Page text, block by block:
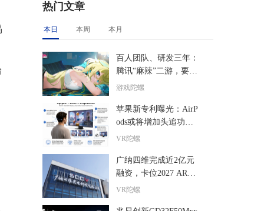
热门文章
本日 本周 本月
百人团队、研发三年：
腾讯“麻辣”二游，要勇
闯男性恋爱市场
游戏陀螺
苹果新专利曝光：AirP
ods或将增加头追功
能，让更多屏幕具备空
VR陀螺
广纳四维完成近2亿元
融资，卡位2027 AR全
彩光波导量产窗口
VR陀螺